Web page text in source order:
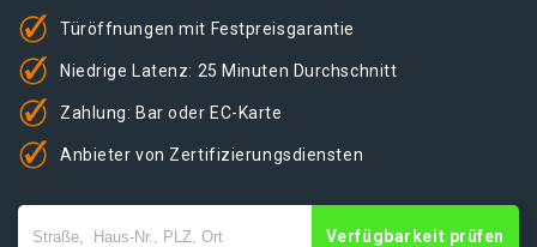
Türöffnungen mit Festpreisgarantie
Niedrige Latenz: 25 Minuten Durchschnitt
Zahlung: Bar oder EC-Karte
Anbieter von Zertifizierungsdiensten
Verfügbarkeit prüfen